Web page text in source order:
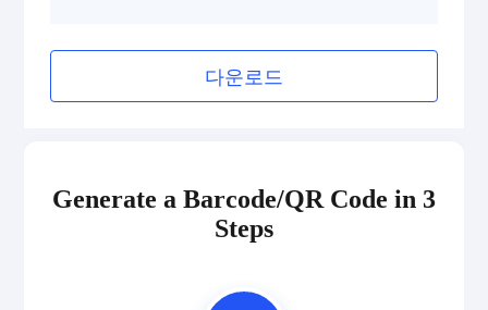
GS1 2D Codes
다운로드
Generate a Barcode/QR Code in 3
Steps